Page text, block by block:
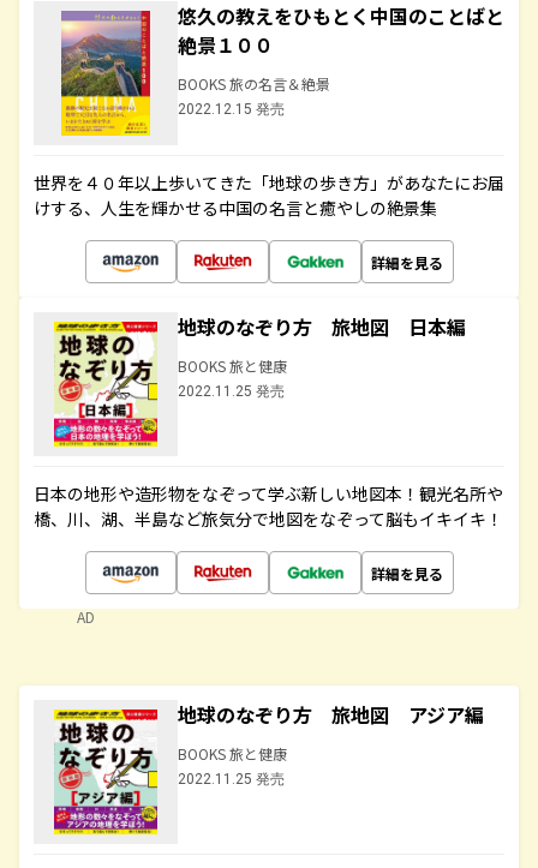
悠久の教えをひもとく中国のことばと
絶景１００
BOOKS 旅の名言＆絶景
2022.12.15 発売
世界を４０年以上歩いてきた「地球の歩き方」があなたにお届
けする、人生を輝かせる中国の名言と癒やしの絶景集
詳細を見る
地球のなぞり方 旅地図 日本編
BOOKS 旅と健康
2022.11.25 発売
日本の地形や造形物をなぞって学ぶ新しい地図本！観光名所や
橋、川、湖、半島など旅気分で地図をなぞって脳もイキイキ！
詳細を見る
AD
地球のなぞり方 旅地図 アジア編
BOOKS 旅と健康
2022.11.25 発売